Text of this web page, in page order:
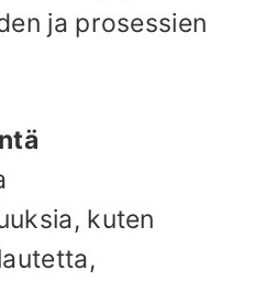
ja prosessien
kuten